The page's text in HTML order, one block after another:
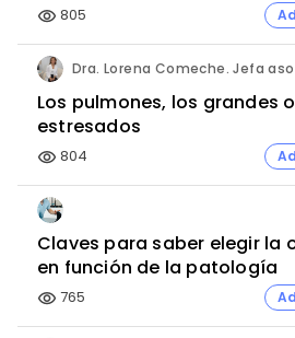
visibility 805
Los pulmones, los grandes
estresados
visibility 804
Claves para saber elegir la
en función de la patología
visibility 765